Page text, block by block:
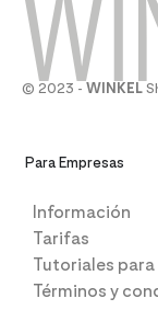
© 2023 - WINKEL
Para Empresas
Información
Tarifas
Tutoriales para
Términos y